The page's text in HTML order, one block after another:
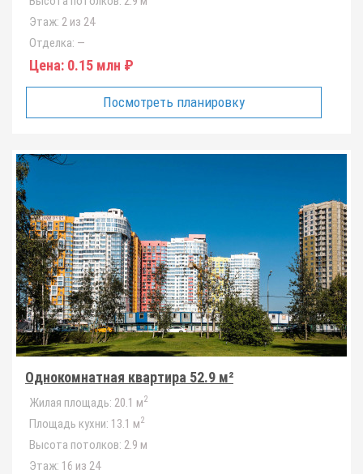
Этаж: 2 из 24
Отделка: —
Цена: 0.15 млн ₽
Посмотреть планировку
Однокомнатная квартира 52.9 м²
Жилая площадь: 20.1 м2
Площадь кухни: 13.1 м2
Высота потолков: 2.9 м
Этаж: 16 из 24